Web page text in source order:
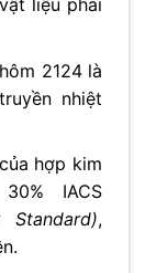
liệu phải
2124 là
nhiệt
hợp kim
IACS
Standard),